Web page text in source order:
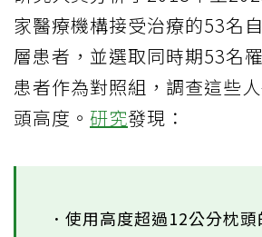
家醫療機構接受治療的53名
層患者，並選取同時期53名
患者作為對照組，調查這些
頭高度。 研究發現：
．使用高度超過12公分枕